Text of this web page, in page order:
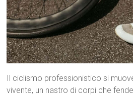
Il ciclismo professionistico si
vivente, un nastro di corpi che